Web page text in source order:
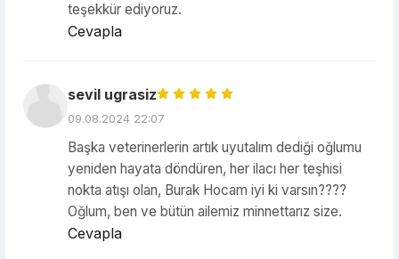
teşekkür ediyoruz.
Cevapla
sevil ugrasiz
09.08.2024 22:07
Başka veterinerlerin artık uyutalım dediği oğlumu
yeniden hayata döndüren, her ilacı her teşhisi
nokta atışı olan, Burak Hocam iyi ki varsın????
Oğlum, ben ve bütün ailemiz minnettarız size.
Cevapla